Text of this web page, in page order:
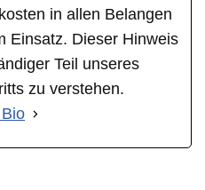
in allen Belangen
Einsatz. Dieser Hinweis
Teil unseres
zu verstehen.